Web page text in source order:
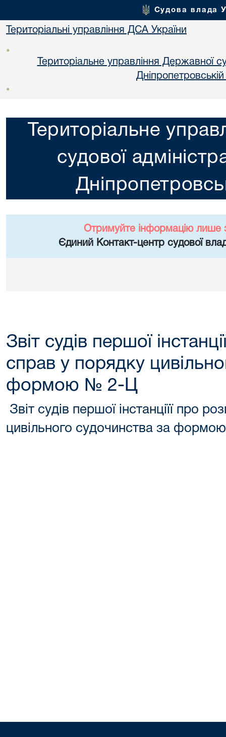
Судова влада
Територіальні управління ДСА України
•
Територіальне управління Державної
•
Територіальне
судової
Отримуйте інформацію лише
Єдиний Контакт-центр судової
Звіт судів першої
справ у порядку
формою № 2-Ц
Звіт судів першої інстанціїї про
цивільного судочинства за